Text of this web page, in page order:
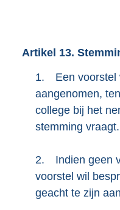
Artikel 13.
1.
Een voorstel
aangenomen,
college bij het
stemming vraagt.
2.
Indien geen
voorstel wil
geacht te zijn